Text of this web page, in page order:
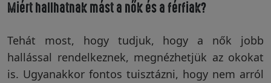
Miért hallhatnak mást a nők és a férfiak?
Tehát most, hogy tudjuk, hogy a nők jobb
hallással rendelkeznek, megnézhetjük az okokat
is. Ugyanakkor fontos tuisztázni, hogy nem arról